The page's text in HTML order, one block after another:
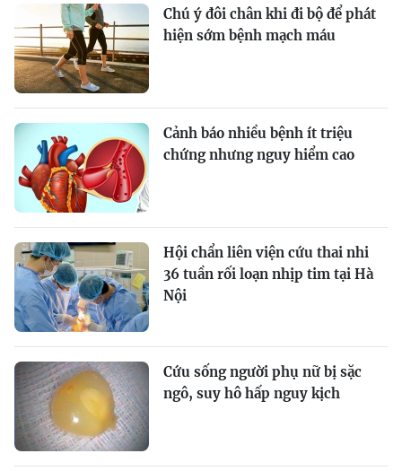
Chú ý đôi chân khi đi bộ để phát
hiện sớm bệnh mạch máu
Cảnh báo nhiều bệnh ít triệu
chứng nhưng nguy hiểm cao
Hội chẩn liên viện cứu thai nhi
36 tuần rối loạn nhịp tim tại Hà
Nội
Cứu sống người phụ nữ bị sặc
ngô, suy hô hấp nguy kịch